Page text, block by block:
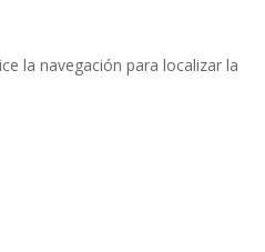
la navegación para localizar la